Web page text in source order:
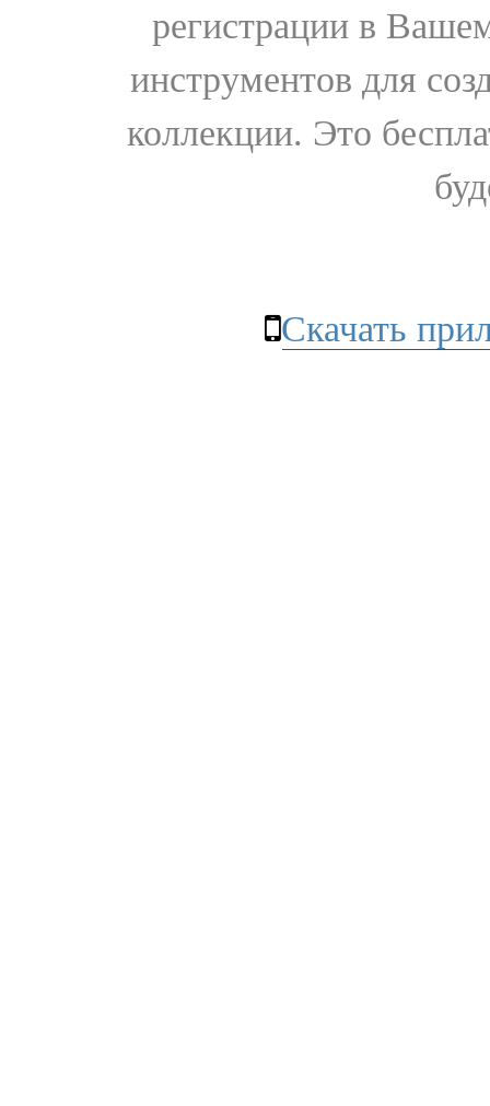
регистрации в
инструментов для
коллекции. Это
Скачать